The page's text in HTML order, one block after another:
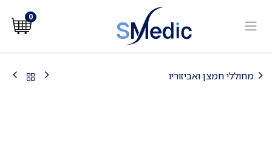
0
מחוללי חמצן ואביזוריו